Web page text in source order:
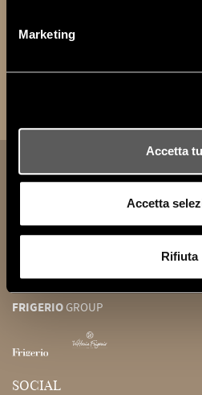
Marketing
Accetta
Accetta
Rifiuta
конфиденциальности
HEADQUARTERS AND SHOWROOM
via Sant'Agata, 63
FRIGERIO GROUP
SOCIAL